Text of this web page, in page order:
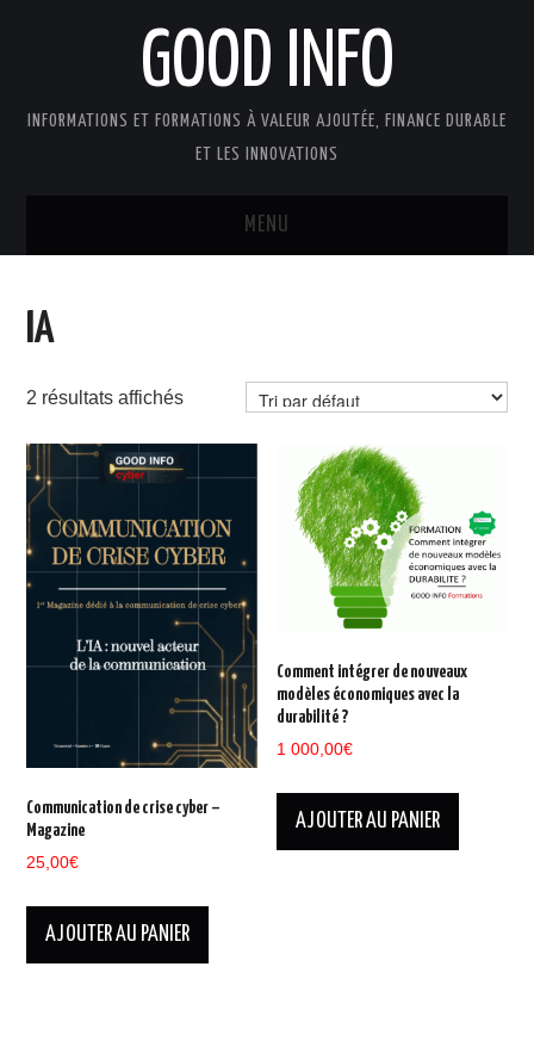
GOOD INFO
INFORMATIONS ET FORMATIONS À VALEUR AJOUTÉE, FINANCE DURABLE
ET LES INNOVATIONS
MENU
GOOD INFO DANS LA PRESSE
BOUTIQUE FORMATION ETUDES
PUBLICATIONS
IA
2 résultats affichés
Communication de crise cyber –
Magazine
25,00€
AJOUTER AU PANIER
Comment intégrer de nouveaux
modèles économiques avec la
durabilité ?
1 000,00€
AJOUTER AU PANIER